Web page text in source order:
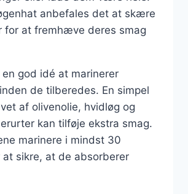
anbefales det at skære
for at fremhæve deres smag
en god idé at marinerer
de tilberedes. En simpel
af olivenolie, hvidløg og
kan tilføje ekstra smag.
marinere i mindst 30
sikre, at de absorberer